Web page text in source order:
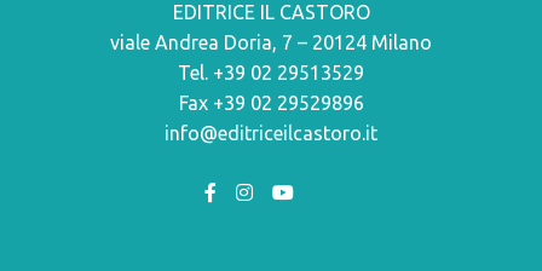
EDITRICE IL CASTORO
viale Andrea Doria, 7 – 20124 Milano
Tel. +39 02 29513529
Fax +39 02 29529896
info@editriceilcastoro.it